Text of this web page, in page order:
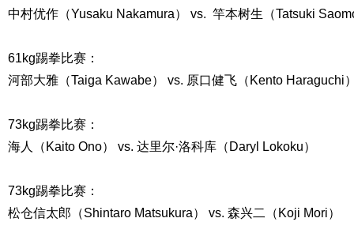
中村优作（Yusaku Nakamura） vs. 竿本树生（Tatsuki
61kg踢拳比赛：
河部大雅（Taiga Kawabe） vs. 原口健飞（Kento Haraguchi
73kg踢拳比赛：
海人（Kaito Ono） vs. 达里尔·洛科库（Daryl Lokoku）
73kg踢拳比赛：
松仓信太郎（Shintaro Matsukura） vs. 森兴二（Koji Mori）